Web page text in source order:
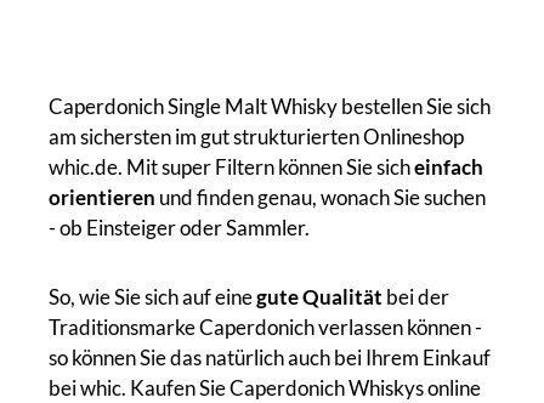
Caperdonich Single Malt Whisky bestellen Sie sich
am sichersten im gut strukturierten Onlineshop
whic.de. Mit super Filtern können Sie sicheinfach
orientieren und finden genau, wonach Sie suchen
- ob Einsteiger oder Sammler.
So, wie Sie sich auf einegute Qualität bei der
Traditionsmarke Caperdonich verlassen können -
so können Sie das natürlich auch bei Ihrem Einkauf
bei whic. Kaufen Sie Caperdonich Whiskys online